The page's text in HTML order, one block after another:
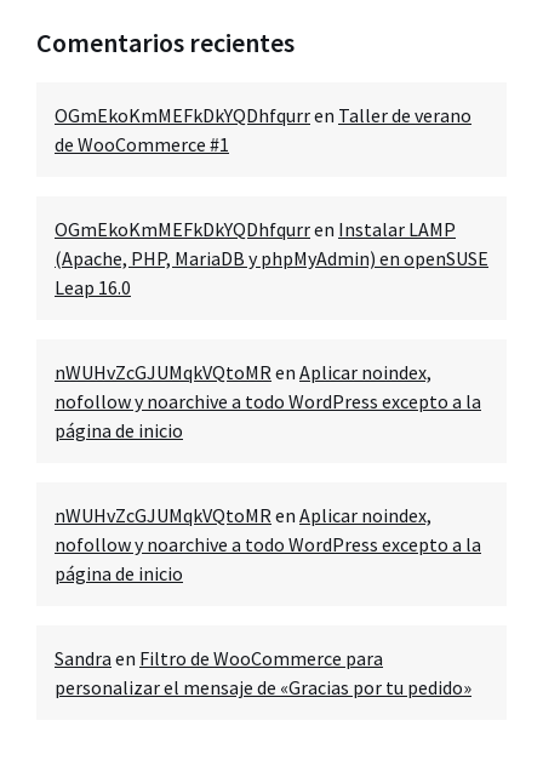
Comentarios recientes
OGmEkoKmMEFkDkYQDhfqurren Taller de verano
de WooCommerce #1
OGmEkoKmMEFkDkYQDhfqurren Instalar LAMP
(Apache, PHP, MariaDB y phpMyAdmin) en openSUSE
Leap 16.0
nWUHvZcGJUMqkVQtoMR en Aplicar noindex,
nofollow y noarchive a todo WordPress excepto a la
página de inicio
nWUHvZcGJUMqkVQtoMR en Aplicar noindex,
nofollow y noarchive a todo WordPress excepto a la
página de inicio
Sandra en Filtro de WooCommerce para
personalizar el mensaje de «Gracias por tu pedido»